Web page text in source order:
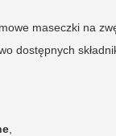
maseczki na
dostępnych